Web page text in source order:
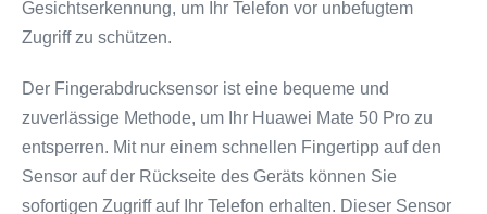
Gesichtserkennung, um Ihr Telefon vor unbefugtem
Zugriff zu schützen.
Der Fingerabdrucksensor ist eine bequeme und
zuverlässige Methode, um Ihr Huawei Mate 50 Pro zu
entsperren. Mit nur einem schnellen Fingertipp auf den
Sensor auf der Rückseite des Geräts können Sie
sofortigen Zugriff auf Ihr Telefon erhalten. Dieser Sensor